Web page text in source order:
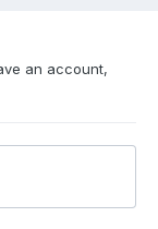
an account,